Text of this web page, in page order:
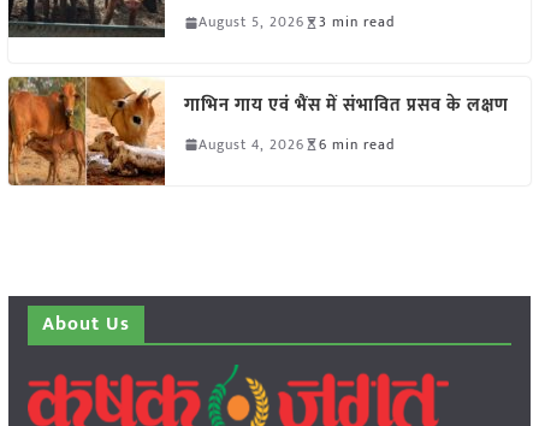
August 5, 2026 3 min read
गाभिन गाय एवं भैंस में संभावित प्रसव के लक्षण
August 4, 2026 6 min read
About Us